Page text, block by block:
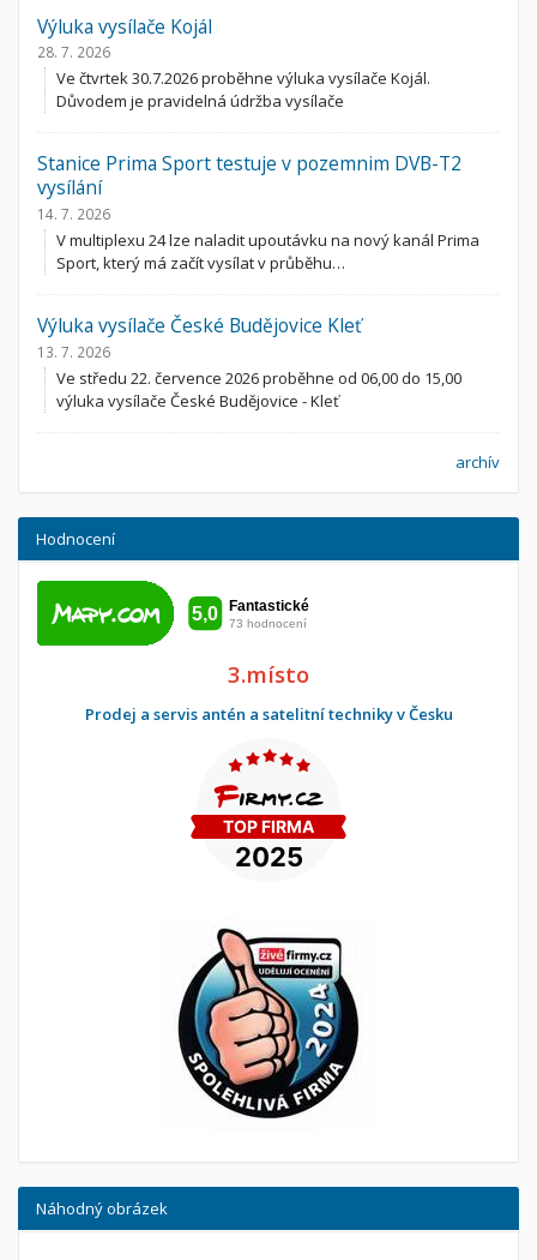
Výluka vysílače Kojál
28. 7. 2026
Ve čtvrtek 30.7.2026 proběhne výluka vysílače Kojál.
Důvodem je pravidelná údržba vysílače
Stanice Prima Sport testuje v pozemnim DVB-T2
vysílání
14. 7. 2026
V multiplexu 24 lze naladit upoutávku na nový kanál Prima
Sport, který má začít vysílat v průběhu…
Výluka vysílače České Budějovice Kleť
13. 7. 2026
Ve středu 22. července 2026 proběhne od 06,00 do 15,00
výluka vysílače České Budějovice - Kleť
archív
Hodnocení
3.místo
Prodej a servis antén a satelitní techniky v Česku
Náhodný obrázek